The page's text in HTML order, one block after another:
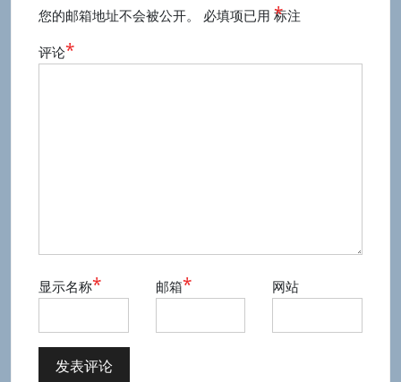
您的邮箱地址不会被公开。 必填项已用 *
标注
评论*
显示名称* 邮箱* 网站